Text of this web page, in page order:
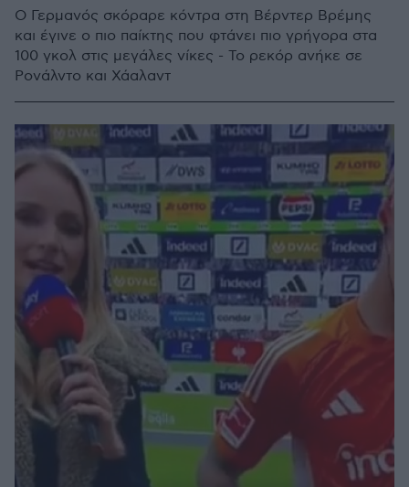
Ο Γερμανός σκόραρε κόντρα στη Βέρντερ Βρέμης
και έγινε ο πιο παίκτης που φτάνει πιο γρήγορα στα
100 γκολ στις μεγάλες νίκες - Το ρεκόρ ανήκε σε
Ρονάλντο και Χάαλαντ